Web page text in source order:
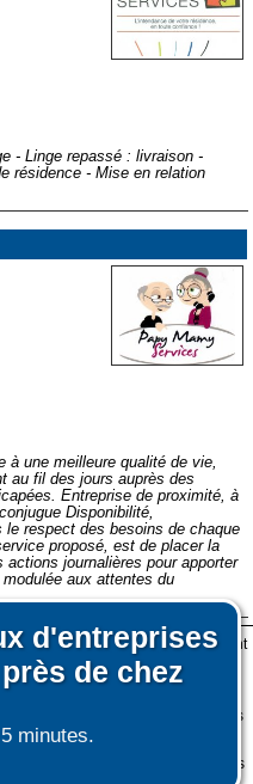
d'entreprises
de chez
minutes.
- Linge repassé : livraison -
résidence - Mise en relation
à une meilleure qualité de vie,
au fil des jours auprès des
Entreprise de proximité, à
Disponibilité,
respect des besoins de chaque
proposé, est de placer la
journalières pour apporter
aux attentes du
rayon de 50km autour de
des utilisateurs
informatiques nommés cookies sont
utilisés pour la navigation, le
d'audience pour l'éditeur.
au travers des cookies à des
ni pour des tiers.
ce message
(vous pouvez toujours